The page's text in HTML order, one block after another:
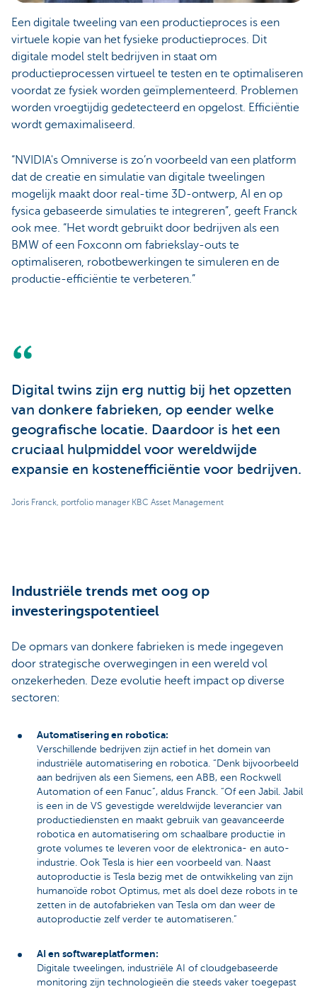
Een digitale tweeling van een productieproces is een
virtuele kopie van het fysieke productieproces. Dit
digitale model stelt bedrijven in staat om
productieprocessen virtueel te testen en te optimaliseren
voordat ze fysiek worden geïmplementeerd. Problemen
worden vroegtijdig gedetecteerd en opgelost. Efficiëntie
wordt gemaximaliseerd.
“NVIDIA's Omniverse is zo’n voorbeeld van een platform
dat de creatie en simulatie van digitale tweelingen
mogelijk maakt door real-time 3D-ontwerp, AI en op
fysica gebaseerde simulaties te integreren”, geeft Franck
ook mee. “Het wordt gebruikt door bedrijven als een
BMW of een Foxconn om fabriekslay-outs te
optimaliseren, robotbewerkingen te simuleren en de
productie-efficiëntie te verbeteren.”
Digital twins zijn erg nuttig bij het opzetten
van donkere fabrieken, op eender welke
geografische locatie. Daardoor is het een
cruciaal hulpmiddel voor wereldwijde
expansie en kostenefficiëntie voor bedrijven.
Joris Franck, portfolio manager KBC Asset Management
Industriële trends met oog op
investeringspotentieel
De opmars van donkere fabrieken is mede ingegeven
door strategische overwegingen in een wereld vol
onzekerheden. Deze evolutie heeft impact op diverse
sectoren:
Automatisering en robotica:
Verschillende bedrijven zijn actief in het domein van
industriële automatisering en robotica. “Denk bijvoorbeeld
aan bedrijven als een Siemens, een ABB, een Rockwell
Automation of een Fanuc”, aldus Franck. “Of een Jabil. Jabil
is een in de VS gevestigde wereldwijde leverancier van
productiediensten en maakt gebruik van geavanceerde
robotica en automatisering om schaalbare productie in
grote volumes te leveren voor de elektronica- en auto-
industrie. Ook Tesla is hier een voorbeeld van. Naast
autoproductie is Tesla bezig met de ontwikkeling van zijn
humanoïde robot Optimus, met als doel deze robots in te
zetten in de autofabrieken van Tesla om dan weer de
autoproductie zelf verder te automatiseren.”
AI en softwareplatformen:
Digitale tweelingen, industriële AI of cloudgebaseerde
monitoring zijn technologieën die steeds vaker toegepast